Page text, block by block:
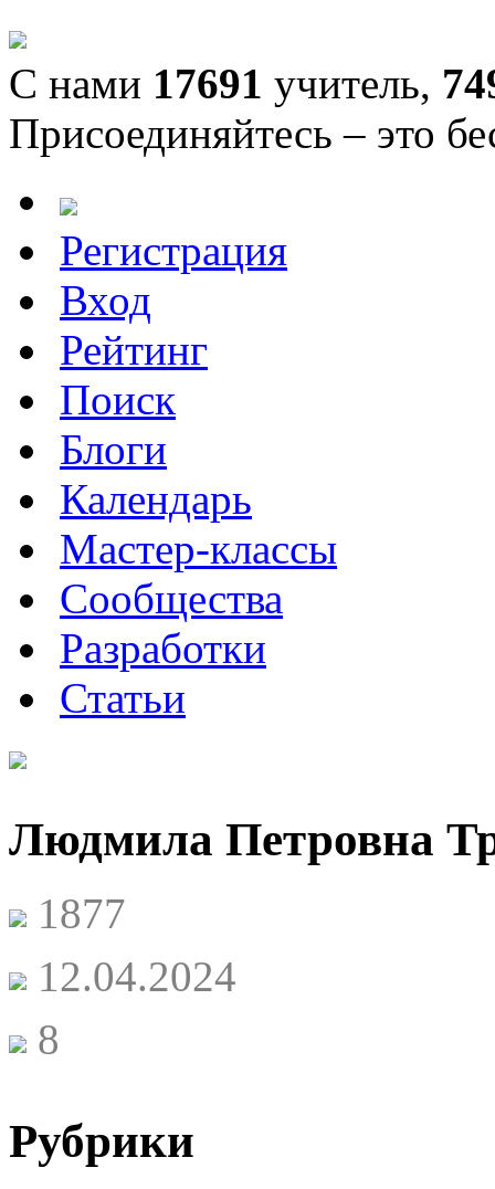
С нами 17691 учитель,
Присоединяйтесь – это
Регистрация
Вход
Рейтинг
Поиск
Блоги
Календарь
Мастер-классы
Сообщества
Разработки
Статьи
Людмила Петровна
1877
12.04.2024
8
Рубрики